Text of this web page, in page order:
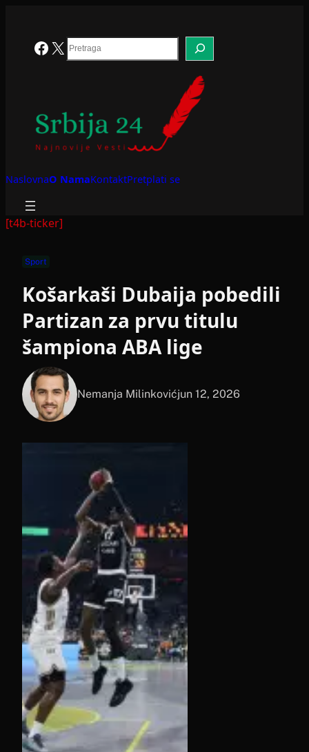
Facebook
X Search
NaslovnaO NamaKontaktPretplati se
[t4b-ticker]
Sport
Košarkaši Dubaija pobedili
Partizan za prvu titulu
šampiona ABA lige
Nemanja Milinkovićjun 12, 2026